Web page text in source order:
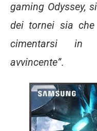
gaming Odyssey,
dei tornei sia che
cimentarsi in
avvincente”.